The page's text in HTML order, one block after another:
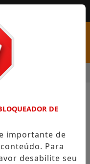
E SALÁRIOS QUE
DE
importante de
Para
desabilite seu